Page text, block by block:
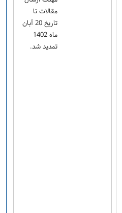
مقالات تا
تاریخ 20 آبان
ماه 1402
تمدید شد.